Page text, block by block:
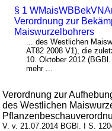
§ 1
Verordnung zur
Maiswurzelbohrers
... des Westlichen
AT82 2008 V1), die
10. Oktober 2012
mehr ...
Verordnung zur
des Westlichen
V. v. 21.07.2014 BGBl. I S.